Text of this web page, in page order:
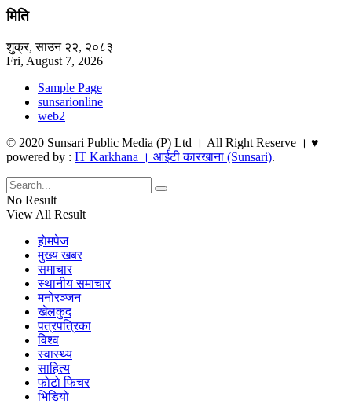
मिति
शुक्र, साउन २२, २०८३
Fri, August 7, 2026
Sample Page
sunsarionline
web2
© 2020 Sunsari Public Media (P) Ltd । All Right Reserve । ♥
powered by : IT Karkhana । आईटी कारखाना (Sunsari).
No Result
View All Result
हाेमपेज
मुख्य खबर
समाचार
स्थानीय समाचार
मनाेरञ्जन
खेलकुद
पत्रपत्रिका
विश्व
स्वास्थ्य
साहित्य
फाेटाे फिचर
भिडियाे